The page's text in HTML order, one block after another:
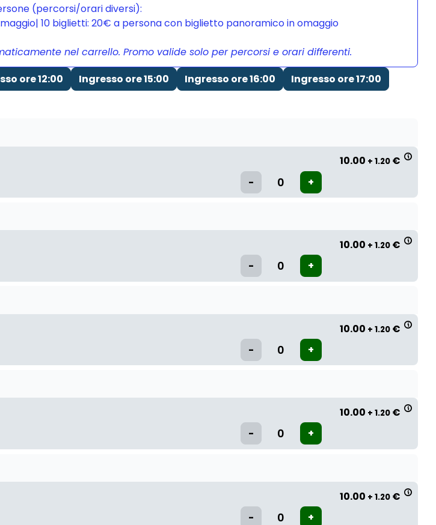
(percorsi/orari diversi):
10 biglietti: 20€ a persona con biglietto panoramico in omaggio
nel carrello. Promo valide solo per percorsi e orari differenti.
ore 12:00 Ingresso ore 15:00 Ingresso ore 16:00
Ingresso ore 17:00
10.00 + 1.20 €
10.00 + 1.20 €
10.00 + 1.20 €
10.00 + 1.20 €
10.00 + 1.20 €